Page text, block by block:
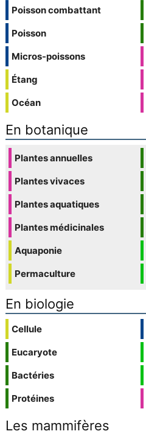
Poisson combattant
Poisson
Micros-poissons
Étang
Océan
En botanique
Plantes annuelles
Plantes vivaces
Plantes aquatiques
Plantes médicinales
Aquaponie
Permaculture
En biologie
Cellule
Eucaryote
Bactéries
Protéines
Les mammifères